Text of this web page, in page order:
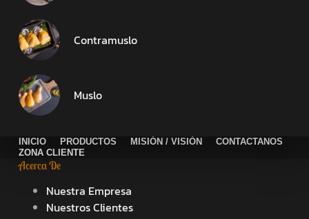
Contramuslo
Muslo
INICIO PRODUCTOS MISIÓN / VISIÓN
CONTACTANOS
ZONA CLIENTE
Acerca De
Nuestra Empresa
Nuestros Clientes